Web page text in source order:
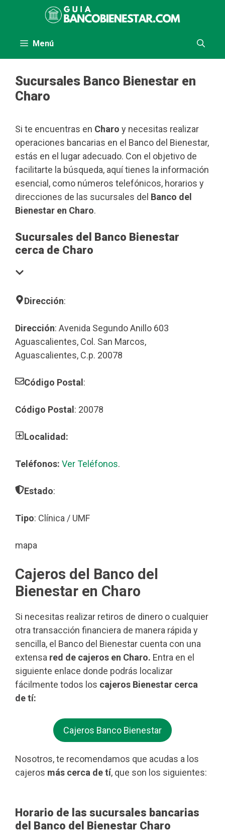
Menú
Sucursales Banco Bienestar en
Charo
Si te encuentras en Charo y necesitas realizar
operaciones bancarias en el Banco del Bienestar,
estás en el lugar adecuado. Con el objetivo de
facilitarte la búsqueda, aquí tienes la información
esencial, como números telefónicos, horarios y
direcciones de las sucursales del Banco del
Bienestar en Charo.
Sucursales del Banco Bienestar
cerca de Charo
Dirección:
Dirección: Avenida Segundo Anillo 603
Aguascalientes, Col. San Marcos,
Aguascalientes, C.p. 20078
Código Postal :
Código Postal : 20078
Localidad:
Teléfonos: Ver Teléfonos.
Estado:
Tipo: Clínica / UMF
mapa
Cajeros del Banco del
Bienestar en Charo
Si necesitas realizar retiros de dinero o cualquier
otra transacción financiera de manera rápida y
sencilla, el Banco del Bienestar cuenta con una
extensa red de cajeros en Charo. Entra en el
siguiente enlace donde podrás localizar
fácilmente todos los cajeros Bienestar cerca
de tí:
Cajeros Banco Bienestar
Nosotros, te recomendamos que acudas a los
cajeros más cerca de tí, que son los siguientes:
Horario de las sucursales bancarias
del Banco del Bienestar Charo